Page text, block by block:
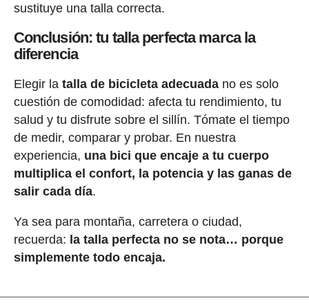
sustituye una talla correcta.
Conclusión: tu talla perfecta marca la
diferencia
Elegir la talla de bicicleta adecuadano es solo
cuestión de comodidad: afecta tu rendimiento, tu
salud y tu disfrute sobre el sillín. Tómate el tiempo
de medir, comparar y probar. En nuestra
experiencia, una bici que encaje a tu cuerpo
multiplica el confort, la potencia y las ganas de
salir cada día.
Ya sea para montaña, carretera o ciudad,
recuerda: la talla perfecta no se nota… porque
simplemente todo encaja.